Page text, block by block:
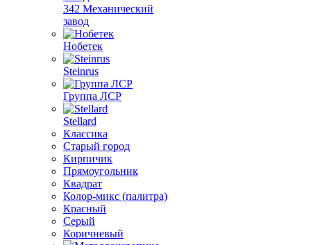
342 Механический
завод
Нобетек
Steinrus
Группа ЛСР
Stellard
Классика
Старый город
Кирпичик
Прямоугольник
Квадрат
Колор-микс (палитра)
Красный
Серый
Коричневый